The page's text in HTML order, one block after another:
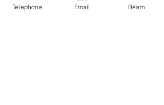
Telephone Email Béarn